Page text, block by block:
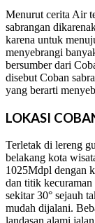
Menurut cerita Air
sabrangan
karena untuk
menyebrangi
bersumber dari
disebut Coban
yang berarti
LOKASI
Terletak di lereng
belakang kota
1025Mdpl dengan
dan titik
sekitar 30° sejauh
mudah dijalani.
landasan alami